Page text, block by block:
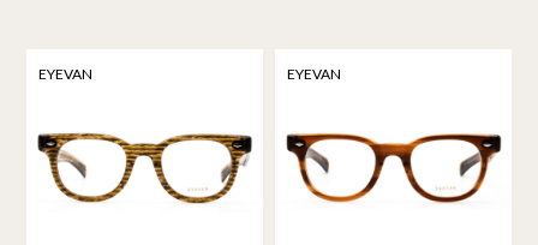
EYEVAN EYEVAN